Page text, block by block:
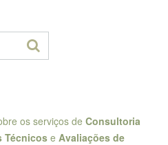
os serviços de Consultoria
Técnicos e Avaliações de